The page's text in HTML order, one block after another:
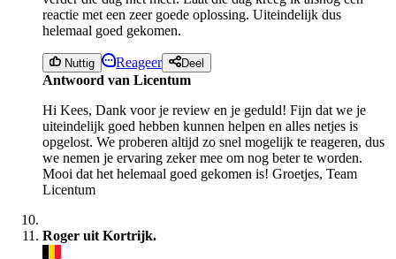
reactie met een zeer goede oplossing. Uiteindelijk dus
helemaal goed gekomen.
Nuttig Reageer Deel
Antwoord van Licentum
Hi Kees, Dank voor je review en je geduld! Fijn dat we je
uiteindelijk goed hebben kunnen helpen en alles netjes is
opgelost. We proberen altijd zo snel mogelijk te reageren, dus
we nemen je ervaring zeker mee om nog beter te worden.
Mooi dat het helemaal goed gekomen is! Groetjes, Team
Licentum
Roger uit Kortrijk.